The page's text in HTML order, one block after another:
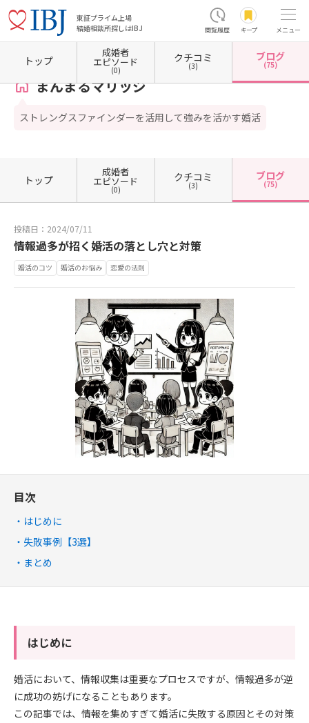
東証プライム上場
結婚相談所探しはIBJ
閲覧履歴 キープ メニュー
ホーム 愛媛県の結婚相談所 愛媛県新居浜市 まんまるマリッジ カウンセラーブログ
まんまるマリッジ
ストレングスファインダーを活用して強みを活かす婚活
トップ
成婚者
エピソード
(0)
クチコミ
(3)
ブログ
(75)
トップ
成婚者
エピソード
(0)
クチコミ
(3)
ブログ
(75)
投稿日：2024/07/11
情報過多が招く婚活の落とし穴と対策
婚活のコツ 婚活のお悩み 恋愛の法則
目次
はじめに
失敗事例【3選】
まとめ
はじめに
婚活において、情報収集は重要なプロセスですが、情報過多が逆
に成功の妨げになることもあります。
この記事では、情報を集めすぎて婚活に失敗する原因とその対策